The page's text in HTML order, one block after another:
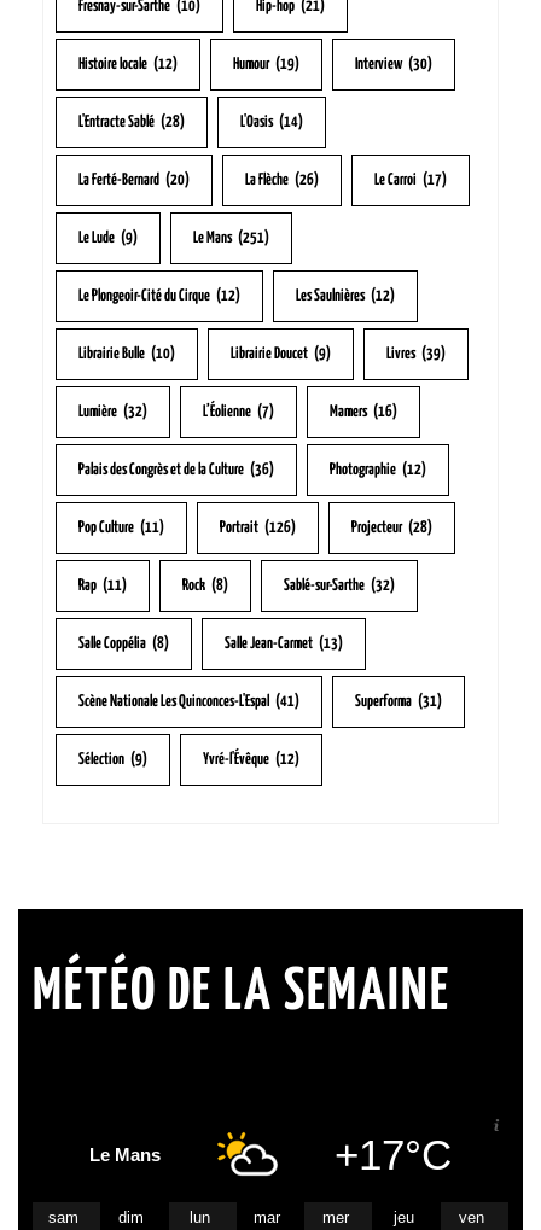
Fresnay-sur-Sarthe (10) Hip-hop (21)
Histoire locale (12) Humour (19) Interview (30)
L'Entracte Sablé (28) L'Oasis (14)
La Ferté-Bernard (20) La Flèche (26) Le Carroi (17)
Le Lude (9) Le Mans (251)
Le Plongeoir-Cité du Cirque (12) Les Saulnières (12)
Librairie Bulle (10) Librairie Doucet (9) Livres (39)
Lumière (32) L’Éolienne (7) Mamers (16)
Palais des Congrès et de la Culture (36) Photographie (12)
Pop Culture (11) Portrait (126) Projecteur (28)
Rap (11) Rock (8) Sablé-sur-Sarthe (32)
Salle Coppélia (8) Salle Jean-Carmet (13)
Scène Nationale Les Quinconces-L'Espal (41) Superforma (31)
Sélection (9) Yvré-l'Évêque (12)
MÉTÉO DE LA SEMAINE
Le Mans +17°C
sam dim lun mar mer jeu ven